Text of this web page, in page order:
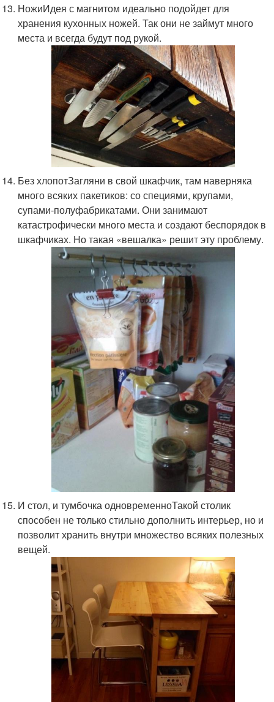
НожиИдея с магнитом идеально подойдет для
хранения кухонных ножей. Так они не займут много
места и всегда будут под рукой.
Без хлопотЗагляни в свой шкафчик, там наверняка
много всяких пакетиков: со специями, крупами,
супами-полуфабрикатами. Они занимают
катастрофически много места и создают беспорядок в
шкафчиках. Но такая «вешалка» решит эту проблему.
И стол, и тумбочка одновременноТакой столик
способен не только стильно дополнить интерьер, но и
позволит хранить внутри множество всяких полезных
вещей.